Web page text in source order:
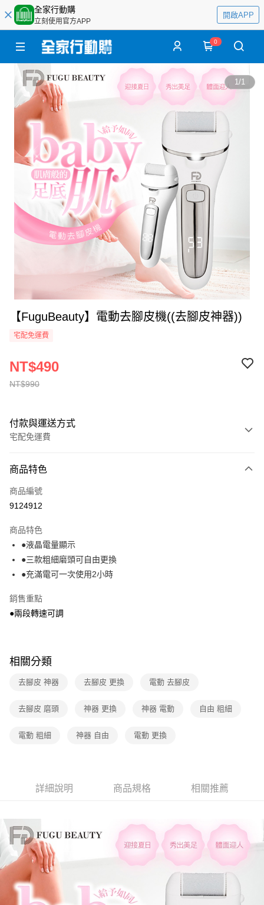
全家行動購
立刻使用官方APP
開啟APP
0
1/1
【FuguBeauty】電動去腳皮機((去腳皮神器))
宅配免運費
NT$990
NT$490
付款與運送方式
宅配免運費
全家線上支付
運送方式
本島宅配-活動商品
免運費
離島宅配-常溫商品
免運費
商品特色
商品編號
9124912
商品特色
●液晶電量顯示
●三款粗細磨頭可自由更換
●充滿電可一次使用2小時
銷售重點
●兩段轉速可調
相關分類
去腳皮 神器 去腳皮 更換 電動 去腳皮
去腳皮 磨頭 神器 更換 神器 電動 自由 粗細
電動 粗細 神器 自由 電動 更換
詳細說明 商品規格 相關推薦